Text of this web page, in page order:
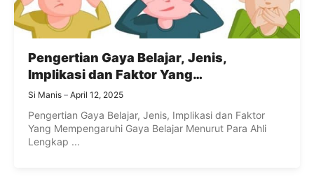
Pengertian Gaya Belajar, Jenis,
Implikasi dan Faktor Yang
Mempengaruhi Gaya Belajar Lengkap
Si Manis April 12, 2025
Pengertian Gaya Belajar, Jenis, Implikasi dan Faktor
Yang Mempengaruhi Gaya Belajar Menurut Para Ahli
Lengkap ...